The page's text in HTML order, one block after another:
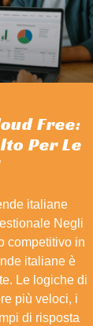
Free:
Per Le
italiane
Negli
competitivo in
italiane è
Le logiche di
più veloci, i
di risposta